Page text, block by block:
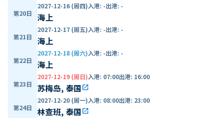
第20日
2027-12-16 (周四)入港: -出港: -
海上
第21日
2027-12-17 (周五)入港: -出港: -
海上
第22日
2027-12-18 (周六)入港: -出港: -
海上
第23日
2027-12-19 (周日)入港: 07:00出港: 16:00
苏梅岛, 泰国open_in_new
第24日
2027-12-20 (周一)入港: 08:00出港: 23:00
林查班, 泰国open_in_new